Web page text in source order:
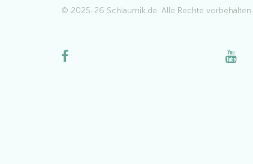
© 2025-26 Schlaumik.de. Alle Rechte vorbehalten.